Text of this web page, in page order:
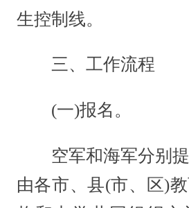
生控制线。
三、工作流程
(一)报名。
空军和海军分别提
由各市、县(市、区)